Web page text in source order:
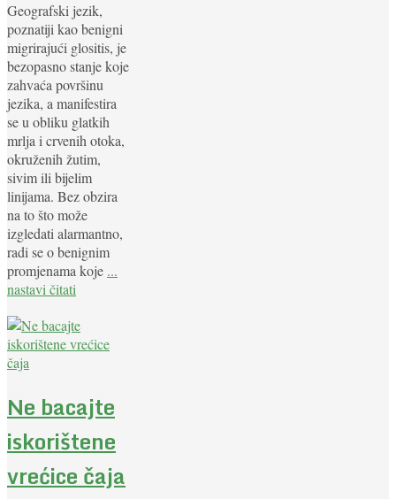
Geografski jezik,
poznatiji kao benigni
migrirajući glositis, je
bezopasno stanje koje
zahvaća površinu
jezika, a manifestira
se u obliku glatkih
mrlja i crvenih otoka,
okruženih žutim,
sivim ili bijelim
linijama. Bez obzira
na to što može
izgledati alarmantno,
radi se o benignim
promjenama koje ...
nastavi čitati
Ne bacajte
iskorištene
vrećice čaja